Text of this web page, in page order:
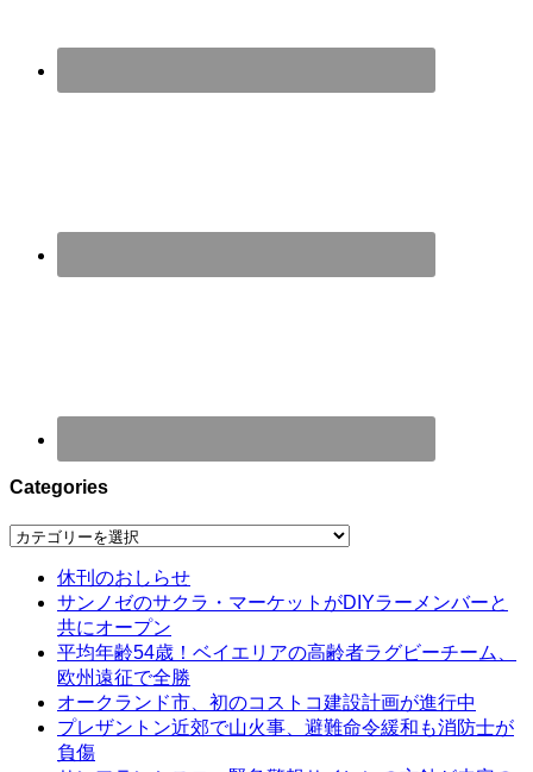
Categories
Categories
休刊のおしらせ
サンノゼのサクラ・マーケットがDIYラーメンバーと
共にオープン
平均年齢54歳！ベイエリアの高齢者ラグビーチーム、
欧州遠征で全勝
オークランド市、初のコストコ建設計画が進行中
プレザントン近郊で山火事、避難命令緩和も消防士が
負傷